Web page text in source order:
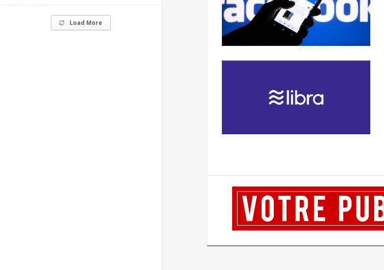
Load More